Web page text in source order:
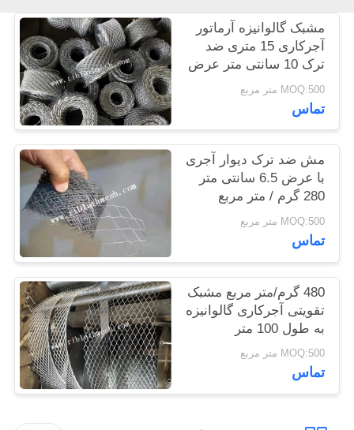
نقشه
سایت
PRIVACY
POLICY
مشبک گالوانیزه آرماتور
آجرکاری 15 متری ضد
ترک 10 سانتی متر عرض
MOQ:500 متر مربع
تماس
مش ضد ترک دیوار آجری
با عرض 6.5 سانتی متر
280 گرم / متر مربع
MOQ:500 متر مربع
تماس
480 گرم/متر مربع مشبک
تقویتی آجرکاری گالوانیزه
به طول 100 متر
MOQ:500 متر مربع
تماس